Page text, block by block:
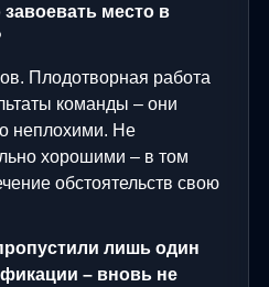
место в
Плодотворная работа
команды – они
неплохими. Не
хорошими – в том
обстоятельств свою
лишь один
– вновь не